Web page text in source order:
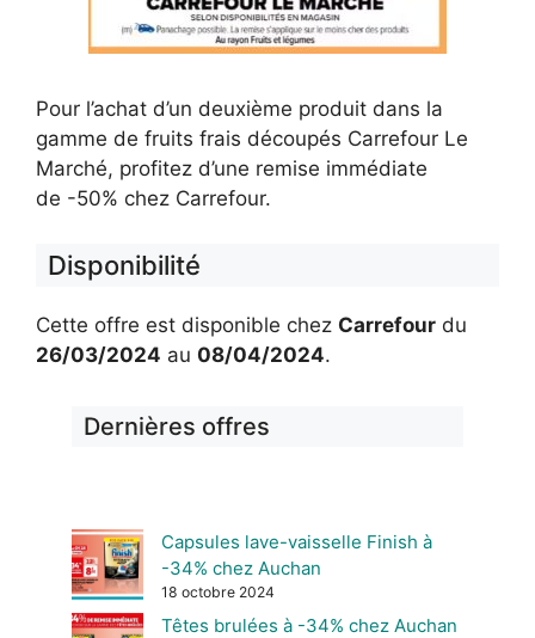
Pour l’achat d’un deuxième produit dans la
gamme de fruits frais découpés Carrefour Le
Marché, profitez d’une remise immédiate
de -50% chez Carrefour.
Disponibilité
Cette offre est disponible chez Carrefour du
26/03/2024 au 08/04/2024.
Dernières offres
Capsules lave-vaisselle Finish à
-34% chez Auchan
18 octobre 2024
Têtes brulées à -34% chez Auchan